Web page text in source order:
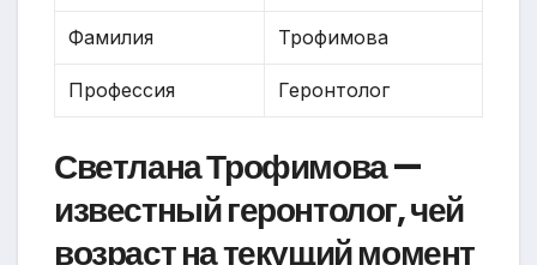
Фамилия Трофимова
Профессия Геронтолог
Светлана Трофимова —
известный геронтолог, чей
возраст на текущий момент